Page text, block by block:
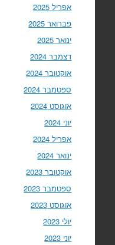
אפריל 2025
פברואר 2025
ינואר 2025
דצמבר 2024
אוקטובר 2024
ספטמבר 2024
אוגוסט 2024
יוני 2024
אפריל 2024
ינואר 2024
אוקטובר 2023
ספטמבר 2023
אוגוסט 2023
יולי 2023
יוני 2023